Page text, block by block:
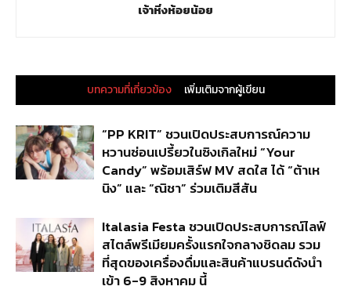
เจ้าหิ่งห้อยน้อย
บทความที่เกี่ยวข้อง เพิ่มเติมจากผู้เขียน
“PP KRIT” ชวนเปิดประสบการณ์ความ
หวานซ่อนเปรี้ยวในซิงเกิลใหม่ “Your
Candy” พร้อมเสิร์ฟ MV สดใส ได้ “ต้าเห
นิง” และ “ณิชา” ร่วมเติมสีสัน
Italasia Festa ชวนเปิดประสบการณ์ไลฟ์
สไตล์พรีเมียมครั้งแรกใจกลางชิดลม รวม
ที่สุดของเครื่องดื่มและสินค้าแบรนด์ดังนำ
เข้า 6-9 สิงหาคม นี้